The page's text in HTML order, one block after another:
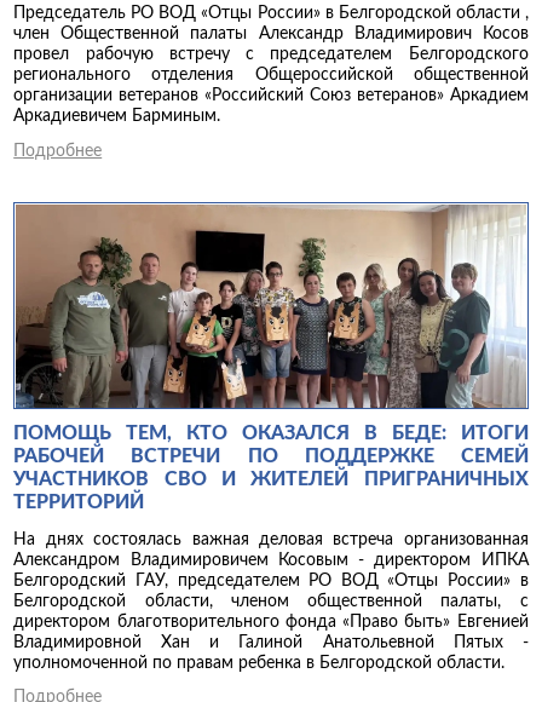
Председатель РО ВОД «Отцы России» в Белгородской области ,
член Общественной палаты Александр Владимирович Косов
провел рабочую встречу с председателем Белгородского
регионального отделения Общероссийской общественной
организации ветеранов «Российский Союз ветеранов» Аркадием
Аркадиевичем Барминым.
Подробнее
ПОМОЩЬ ТЕМ, КТО ОКАЗАЛСЯ В БЕДЕ: ИТОГИ
РАБОЧЕЙ ВСТРЕЧИ ПО ПОДДЕРЖКЕ СЕМЕЙ
УЧАСТНИКОВ СВО И ЖИТЕЛЕЙ ПРИГРАНИЧНЫХ
ТЕРРИТОРИЙ
На днях состоялась важная деловая встреча организованная
Александром Владимировичем Косовым - директором ИПКА
Белгородский ГАУ, председателем РО ВОД «Отцы России» в
Белгородской области, членом общественной палаты, с
директором благотворительного фонда «Право быть» Евгенией
Владимировной Хан и Галиной Анатольевной Пятых -
уполномоченной по правам ребенка в Белгородской области.
Подробнее